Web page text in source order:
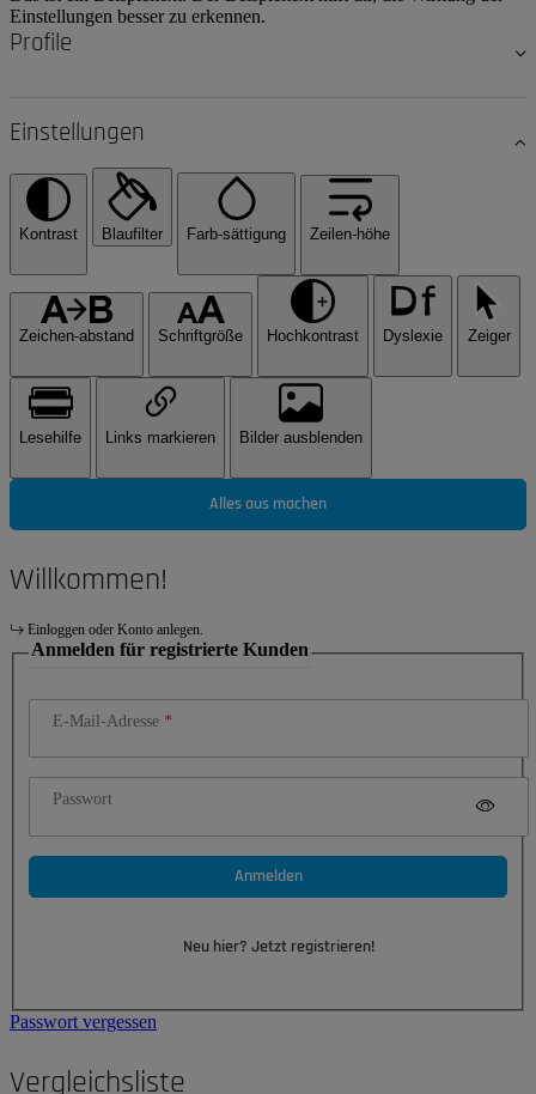
Einstellungen besser zu erkennen.
Profile
Einstellungen
Kontrast Blaufilter Farb-sättigung Zeilen-höhe
Zeichen-abstand Schriftgröße Hochkontrast Dyslexie Zeiger
Lesehilfe Links markieren Bilder ausblenden
Alles aus machen
Willkommen!
Einloggen oder Konto anlegen.
Anmelden für registrierte Kunden
E-Mail-Adresse
Passwort
Anmelden
Neu hier? Jetzt registrieren!
Passwort vergessen
Vergleichsliste